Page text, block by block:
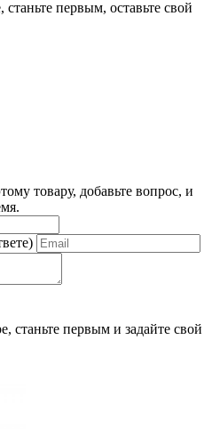
первым, оставьте свой
товару, добавьте вопрос, и
станьте первым и задайте свой